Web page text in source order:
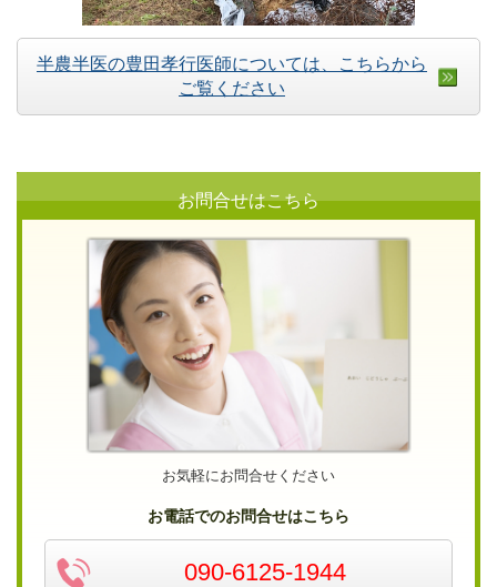
半農半医の豊田孝行医師については、こちらから
ご覧ください
お問合せはこちら
お気軽にお問合せください
お電話でのお問合せはこちら
090-6125-1944